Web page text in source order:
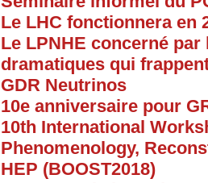
Le LHC fonctionnera en
Le LPNHE concerné par
dramatiques qui
GDR Neutrinos
10e anniversaire pour
10th International
Phenomenology,
HEP (BOOST2018)